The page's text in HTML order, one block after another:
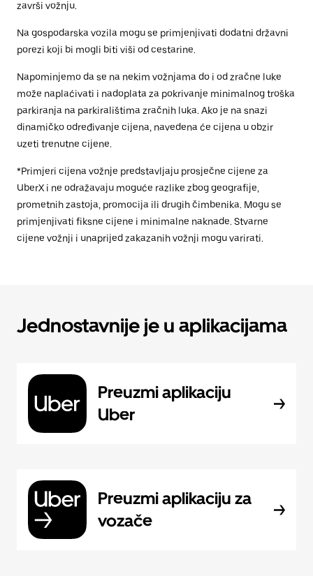
završi vožnju.
Na gospodarska vozila mogu se primjenjivati dodatni državni
porezi koji bi mogli biti viši od cestarine.
Napominjemo da se na nekim vožnjama do i od zračne luke
može naplaćivati i nadoplata za pokrivanje minimalnog troška
parkiranja na parkiralištima zračnih luka. Ako je na snazi
dinamičko određivanje cijena, navedena će cijena u obzir
uzeti trenutne cijene.
*Primjeri cijena vožnje predstavljaju prosječne cijene za
UberX i ne odražavaju moguće razlike zbog geografije,
prometnih zastoja, promocija ili drugih čimbenika. Mogu se
primjenjivati fiksne cijene i minimalne naknade. Stvarne
cijene vožnji i unaprijed zakazanih vožnji mogu varirati.
Jednostavnije je u aplikacijama
Preuzmi aplikaciju
Uber
Preuzmi aplikaciju za
vozače